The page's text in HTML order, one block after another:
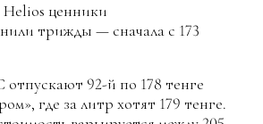
ценники
трижды — сначала с 173
92-й по 178 тенге
где за литр хотят 179 тенге.